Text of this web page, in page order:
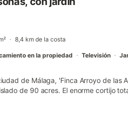
de check-in/out si la propiedad
la cámara durante la re...
8,4 km de la costa
en la propiedad Televisión
de Málaga, 'Finca Arroyo de las
de 90 acres. El enorme cortijo
la casita de campo con piscina, y